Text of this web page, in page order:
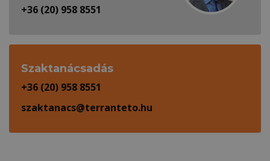
+36 (20) 958 8551
Szaktanácsadás
+36 (20) 958 8551
szaktanacs@terranteto.hu